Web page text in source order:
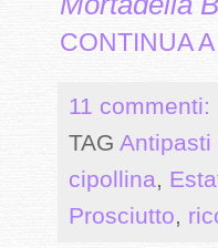
CONTINUA
11 commenti:
TAG Antipasti
cipollina,
Prosciutto,